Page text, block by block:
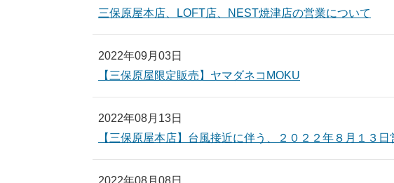
三保原屋本店、LOFT店、NEST焼津店の営業について
2022年09月03日
【三保原屋限定販売】ヤマダネコMOKU
2022年08月13日
【三保原屋本店】台風接近に伴う、２０２２年８月１３
2022年08月08日